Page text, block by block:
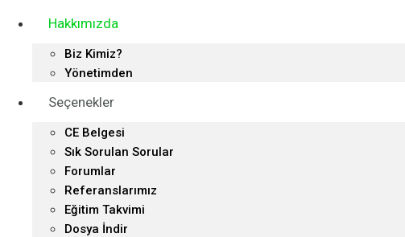
Hakkımızda
Biz Kimiz?
Yönetimden
Seçenekler
CE Belgesi
Sık Sorulan Sorular
Forumlar
Referanslarımız
Eğitim Takvimi
Dosya İndir